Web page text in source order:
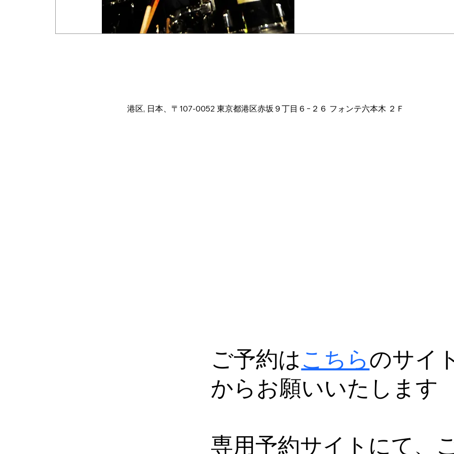
ご予約はこちらのサイ
からお願いいたします
専用予約サイトにて、
港区, 日本、〒107-0052 東京都港区赤坂９丁目６−２６ フォンテ六本木 ２Ｆ